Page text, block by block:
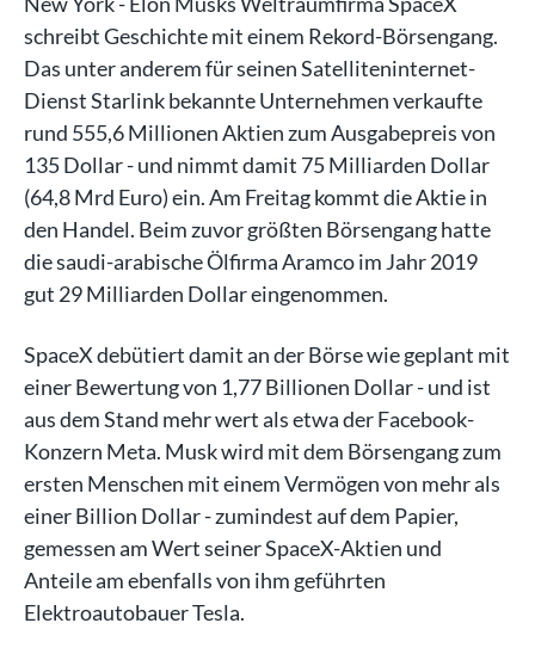
schreibt Geschichte mit einem Rekord-Börsengang.
Das unter anderem für seinen Satelliteninternet-
Dienst Starlink bekannte Unternehmen verkaufte
rund 555,6 Millionen Aktien zum Ausgabepreis von
135 Dollar - und nimmt damit 75 Milliarden Dollar
(64,8 Mrd Euro) ein. Am Freitag kommt die Aktie in
den Handel. Beim zuvor größten Börsengang hatte
die saudi-arabische Ölfirma Aramco im Jahr 2019
gut 29 Milliarden Dollar eingenommen.
SpaceX debütiert damit an der Börse wie geplant mit
einer Bewertung von 1,77 Billionen Dollar - und ist
aus dem Stand mehr wert als etwa der Facebook-
Konzern Meta. Musk wird mit dem Börsengang zum
ersten Menschen mit einem Vermögen von mehr als
einer Billion Dollar - zumindest auf dem Papier,
gemessen am Wert seiner SpaceX-Aktien und
Anteile am ebenfalls von ihm geführten
Elektroautobauer Tesla.